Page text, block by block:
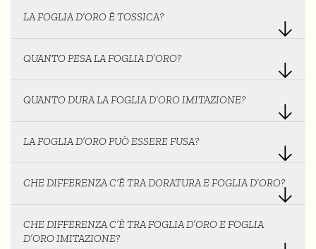
LA FOGLIA D’ORO È TOSSICA?
QUANTO PESA LA FOGLIA D’ORO?
QUANTO DURA LA FOGLIA D’ORO IMITAZIONE?
LA FOGLIA D’ORO PUÒ ESSERE FUSA?
CHE DIFFERENZA C’È TRA DORATURA E FOGLIA D’ORO?
CHE DIFFERENZA C’È TRA FOGLIA D’ORO E FOGLIA
D’ORO IMITAZIONE?